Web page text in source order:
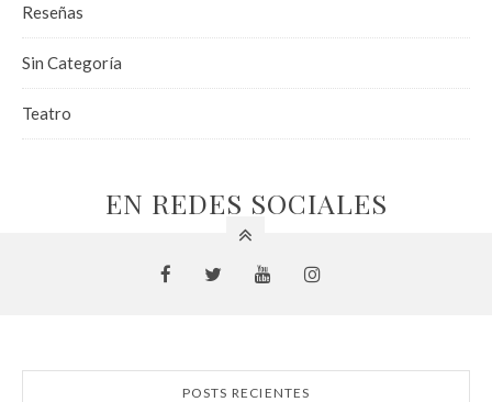
Reseñas
Sin Categoría
Teatro
EN REDES SOCIALES
POSTS RECIENTES